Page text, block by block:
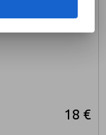
18 €